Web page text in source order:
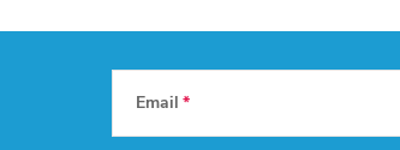
Email